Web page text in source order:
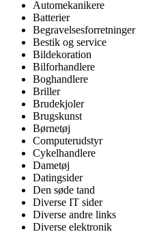
Automekanikere
Batterier
Begravelsesforretninger
Bestik og service
Bildekoration
Bilforhandlere
Boghandlere
Briller
Brudekjoler
Brugskunst
Børnetøj
Computerudstyr
Cykelhandlere
Dametøj
Datingsider
Den søde tand
Diverse IT sider
Diverse andre links
Diverse elektronik